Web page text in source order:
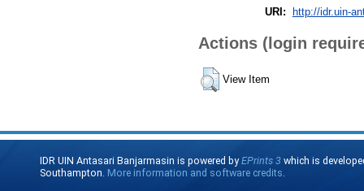
URI: http://idr.uin-
Actions (login
View Item
IDR UIN Antasari Banjarmasin is powered byEPrints 3 which is
Southampton. More information and software credits.